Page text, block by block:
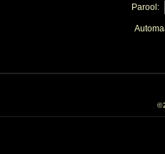
Parool:
©